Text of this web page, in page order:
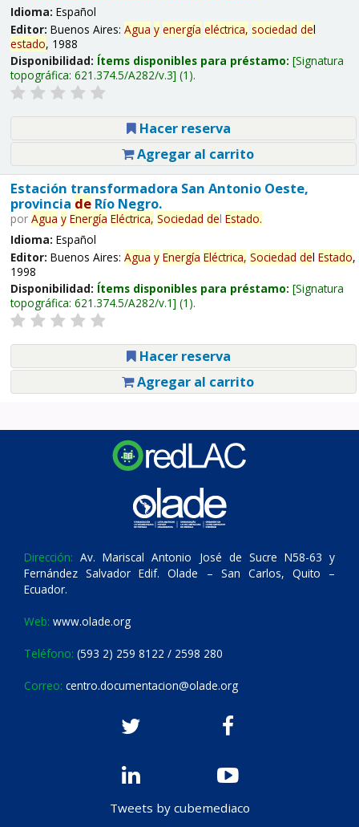
Idioma: Español
Editor: Buenos Aires: Agua y energía eléctrica, sociedad del
estado, 1988
Disponibilidad: Ítems disponibles para préstamo: Signatura
topográfica: 621.374.5/A282/v.3 (1).
Hacer reserva
Agregar al carrito
Estación transformadora San Antonio Oeste,
provincia deRío Negro.
por Agua y Energía Eléctrica, Sociedad del Estado.
Idioma: Español
Editor: Buenos Aires: Agua y Energía Eléctrica, Sociedad del Estado,
1998
Disponibilidad: Ítems disponibles para préstamo: Signatura
topográfica: 621.374.5/A282/v.1 (1).
Hacer reserva
Agregar al carrito
Dirección: Av. Mariscal Antonio José de Sucre N58-63 y
Fernández Salvador Edif. Olade – San Carlos, Quito –
Ecuador.
Web: www.olade.org
Teléfono: (593 2) 259 8122 / 2598 280
Correo: centro.documentacion@olade.org
Tweets by cubemediaco